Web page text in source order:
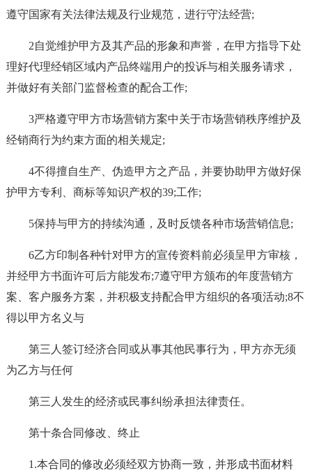
遵守国家有关法律法规及行业规范，进行守法经营;
2自觉维护甲方及其产品的形象和声誉，在甲方指导下处
理好代理经销区域内产品终端用户的投诉与相关服务请求，
并做好有关部门监督检查的配合工作;
3严格遵守甲方市场营销方案中关于市场营销秩序维护及
经销商行为约束方面的相关规定;
4不得擅自生产、伪造甲方之产品，并要协助甲方做好保
护甲方专利、商标等知识产权的39;工作;
5保持与甲方的持续沟通，及时反馈各种市场营销信息;
6乙方印制各种针对甲方的宣传资料前必须呈甲方审核，
并经甲方书面许可后方能发布;7遵守甲方颁布的年度营销方
案、客户服务方案，并积极支持配合甲方组织的各项活动;8不
得以甲方名义与
第三人签订经济合同或从事其他民事行为，甲方亦无须
为乙方与任何
第三人发生的经济或民事纠纷承担法律责任。
第十条合同修改、终止
1.本合同的修改必须经双方协商一致，并形成书面材料